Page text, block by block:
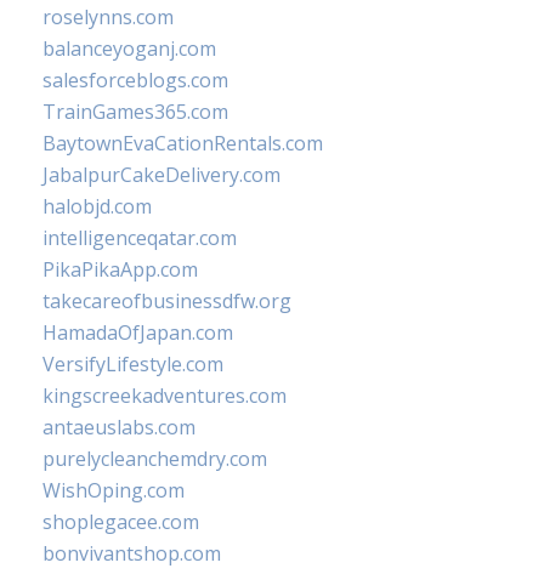
roselynns.com
balanceyoganj.com
salesforceblogs.com
TrainGames365.com
BaytownEvaCationRentals.com
JabalpurCakeDelivery.com
halobjd.com
intelligenceqatar.com
PikaPikaApp.com
takecareofbusinessdfw.org
HamadaOfJapan.com
VersifyLifestyle.com
kingscreekadventures.com
antaeuslabs.com
purelycleanchemdry.com
WishOping.com
shoplegacee.com
bonvivantshop.com